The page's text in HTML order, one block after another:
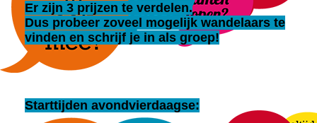
Er zijn 3 prijzen te verdelen.
Dus probeer zoveel mogelijk wandelaars te
vinden en schrijf je in als groep!
Starttijden avondvierdaagse: